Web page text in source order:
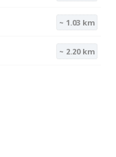
~ 1.03 km
~ 2.20 km